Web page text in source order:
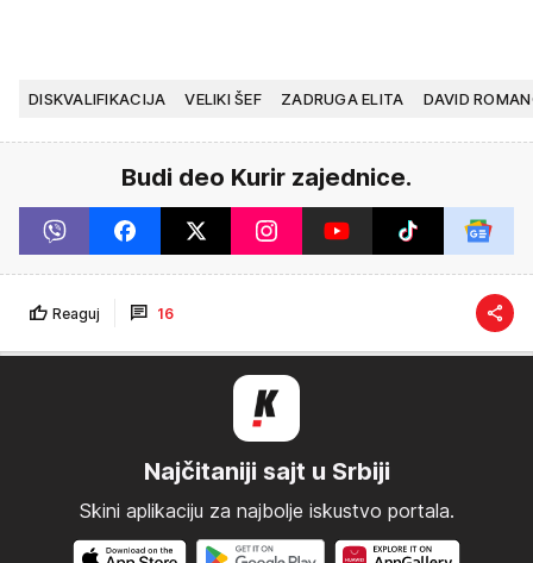
DISKVALIFIKACIJA VELIKI ŠEF ZADRUGA ELITA DAVID
Budi deo Kurir zajednice.
Reaguj 16
Najčitaniji sajt u Srbiji
Skini aplikaciju za najbolje iskustvo portala.